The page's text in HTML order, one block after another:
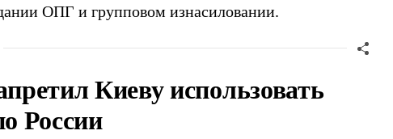
ОПГ и групповом изнасиловании.
Киеву использовать
России